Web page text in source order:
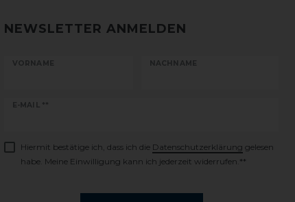
NEWSLETTER ANMELDEN
VORNAME NACHNAME
E-MAIL **
Newsletter
Hiermit bestätige ich, dass ich die Daten­schutz­erklärung gelesen
habe. Meine Einwilligung kann ich jederzeit widerrufen.**